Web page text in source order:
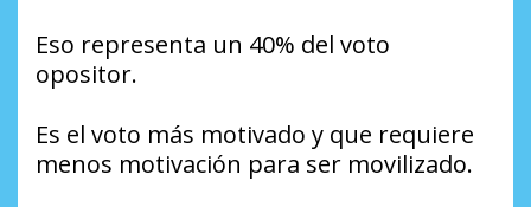
Eso representa un 40% del voto
opositor.
Es el voto más motivado y que requiere
menos motivación para ser movilizado.